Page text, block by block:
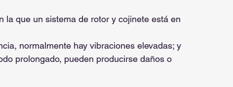
la que un sistema de rotor y cojinete está en
normalmente hay vibraciones elevadas; y
prolongado, pueden producirse daños o